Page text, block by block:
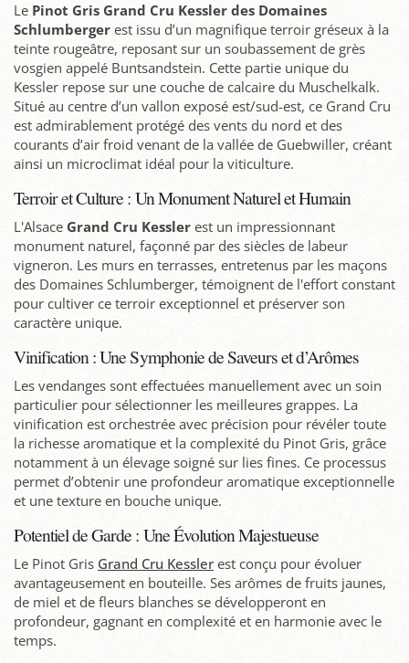
Le Pinot Gris Grand Cru Kessler des Domaines
Schlumberger est issu d’un magnifique terroir gréseux à la
teinte rougeâtre, reposant sur un soubassement de grès
vosgien appelé Buntsandstein. Cette partie unique du
Kessler repose sur une couche de calcaire du Muschelkalk.
Situé au centre d’un vallon exposé est/sud-est, ce Grand Cru
est admirablement protégé des vents du nord et des
courants d’air froid venant de la vallée de Guebwiller, créant
ainsi un microclimat idéal pour la viticulture.
Terroir et Culture : Un Monument Naturel et Humain
L'Alsace Grand Cru Kessler est un impressionnant
monument naturel, façonné par des siècles de labeur
vigneron. Les murs en terrasses, entretenus par les maçons
des Domaines Schlumberger, témoignent de l'effort constant
pour cultiver ce terroir exceptionnel et préserver son
caractère unique.
Vinification : Une Symphonie de Saveurs et d’Arômes
Les vendanges sont effectuées manuellement avec un soin
particulier pour sélectionner les meilleures grappes. La
vinification est orchestrée avec précision pour révéler toute
la richesse aromatique et la complexité du Pinot Gris, grâce
notamment à un élevage soigné sur lies fines. Ce processus
permet d’obtenir une profondeur aromatique exceptionnelle
et une texture en bouche unique.
Potentiel de Garde : Une Évolution Majestueuse
Le Pinot Gris Grand Cru Kessler est conçu pour évoluer
avantageusement en bouteille. Ses arômes de fruits jaunes,
de miel et de fleurs blanches se développeront en
profondeur, gagnant en complexité et en harmonie avec le
temps.